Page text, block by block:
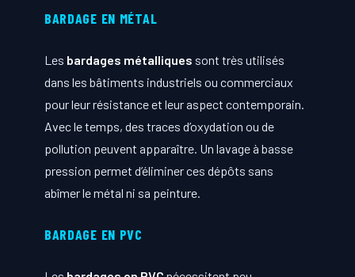
BARDAGE EN MÉTAL
Les bardages métalliques sont très utilisés
dans les bâtiments industriels ou commerciaux
pour leur résistance et leur aspect contemporain.
Avec le temps, des traces d’oxydation ou de
pollution peuvent apparaître. Un lavage à basse
pression permet d’éliminer ces dépôts sans
abîmer le métal ni sa peinture.
BARDAGE EN PVC